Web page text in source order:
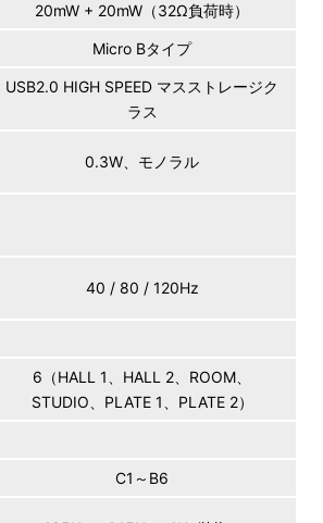
20mW + 20mW（32Ω負荷時）
Micro Bタイプ
USB2.0 HIGH SPEED マスストレージク
ラス
0.3W、モノラル
40 / 80 / 120Hz
6（HALL 1、HALL 2、ROOM、
STUDIO、PLATE 1、PLATE 2）
C1～B6